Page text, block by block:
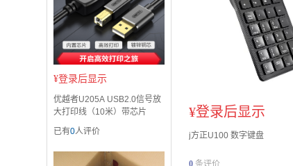
¥登录后显示
优越者U205A USB2.0信号放
大打印线（10米）带芯片
已有0人评价
¥登录后显示
j方正U100 数字键盘
0 条评价